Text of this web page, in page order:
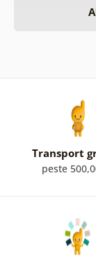
Transport
peste